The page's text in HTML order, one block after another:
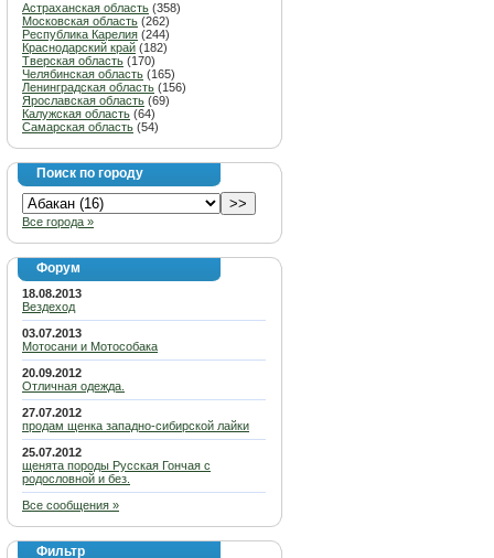
Астраханская область (358)
Московская область (262)
Республика Карелия (244)
Краснодарский край (182)
Тверская область (170)
Челябинская область (165)
Ленинградская область (156)
Ярославская область (69)
Калужская область (64)
Самарская область (54)
Поиск по городу
Все города »
Форум
18.08.2013
Вездеход
03.07.2013
Мотосани и Мотособака
20.09.2012
Отличная одежда.
27.07.2012
продам щенка западно-сибирской лайки
25.07.2012
щенята породы Русская Гончая с
родословной и без.
Все сообщения »
Фильтр